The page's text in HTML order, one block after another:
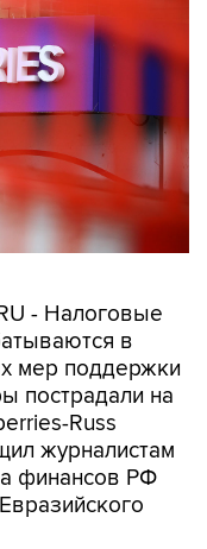
- Налоговые
в
мер поддержки
пострадали на
Russ
журналистам
финансов РФ